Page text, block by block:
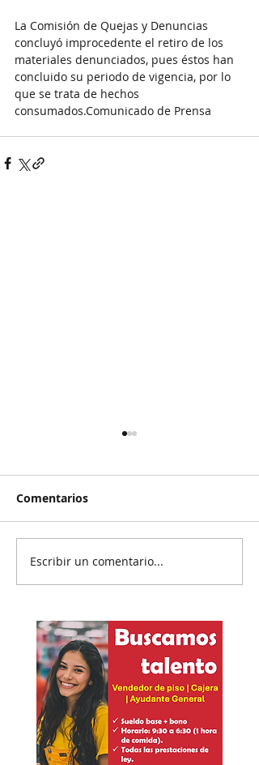
La Comisión de Quejas y Denuncias
concluyó improcedente el retiro de los
materiales denunciados, pues éstos han
concluido su periodo de vigencia, por lo
que se trata de hechos
consumados.Comunicado de Prensa
Reanudan
parcialmente
aguacate
Comentarios
Escribir un comentario...